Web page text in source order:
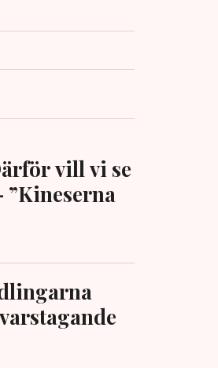
vill vi se